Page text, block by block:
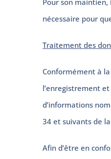
Pour son
nécessaire pour
Traitement des
Conformément à
l’enregistrement
d’informations
34 et suivants de
Afin d’être en